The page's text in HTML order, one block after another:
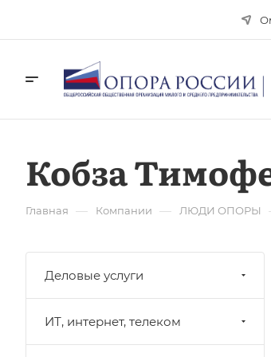
Кобза
Главная — Компании — ЛЮДИ ОПОРЫ
Деловые услуги
ИТ, интернет, телеком